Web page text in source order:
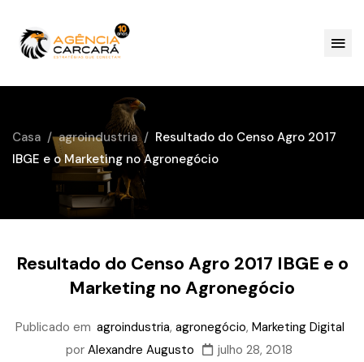
Casa agroindustria
Resultado do Censo Agro 2017
IBGE e o Marketing no Agronegócio
Resultado do Censo Agro 2017 IBGE e o
Marketing no Agronegócio
Publicado em agroindustria, agronegócio, Marketing Digital
por Alexandre Augusto
julho 28, 2018